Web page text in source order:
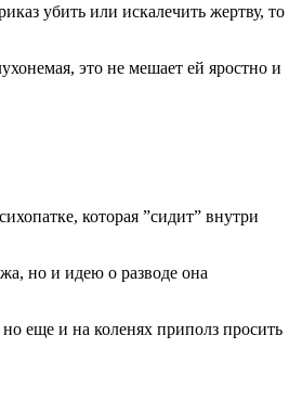
убить или искалечить жертву, то
это не мешает ей яростно и
которая ”сидит” внутри
но и идею о разводе она
еще и на коленях приполз просить